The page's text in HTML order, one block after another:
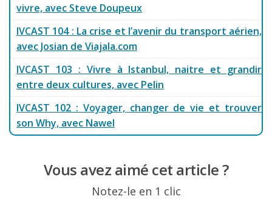
vivre, avec Steve Doupeux
IVCAST 104 : La crise et l’avenir du transport aérien,
avec Josian de Viajala.com
IVCAST 103 : Vivre à Istanbul, naitre et grandir
entre deux cultures, avec Pelin
IVCAST 102 : Voyager, changer de vie et trouver
son Why, avec Nawel
Vous avez aimé cet article ?
Notez-le en 1 clic